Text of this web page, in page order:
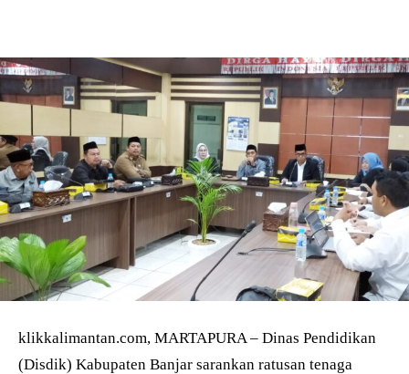
klikkalimantan.com, MARTAPURA – Dinas Pendidikan
(Disdik) Kabupaten Banjar sarankan ratusan tenaga